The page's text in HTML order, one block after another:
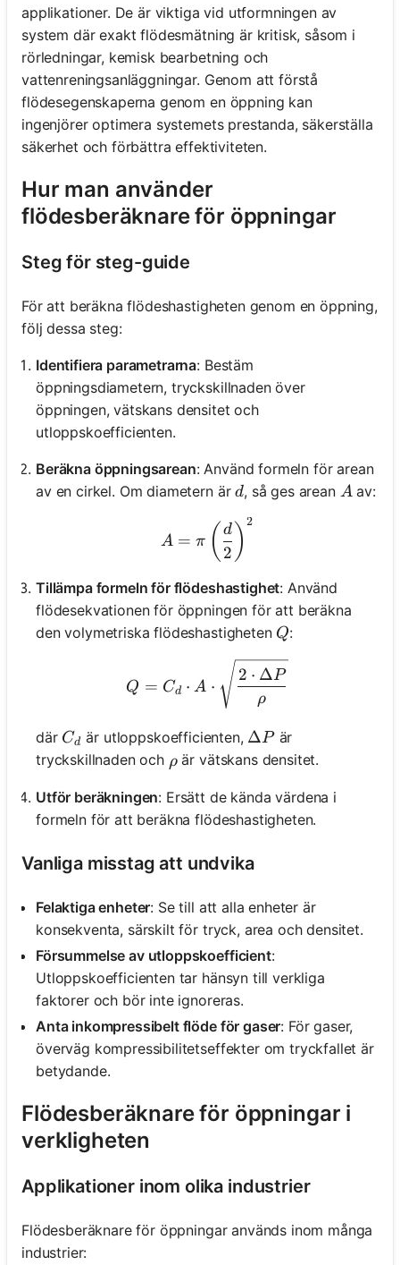
applikationer. De är viktiga vid utformningen av
system där exakt flödesmätning är kritisk, såsom i
rörledningar, kemisk bearbetning och
vattenreningsanläggningar. Genom att förstå
flödesegenskaperna genom en öppning kan
ingenjörer optimera systemets prestanda, säkerställa
säkerhet och förbättra effektiviteten.
Hur man använder
flödesberäknare för öppningar
Steg för steg-guide
För att beräkna flödeshastigheten genom en öppning,
följ dessa steg:
Identifiera parametrarna: Bestäm
öppningsdiametern, tryckskillnaden över
öppningen, vätskans densitet och
utloppskoefficienten.
Beräkna öppningsarean: Använd formeln för arean
av en cirkel. Om diametern ärd
d, så ges arean A
A av:
A = \pi
A = π ( 2
d ) 2
Tillämpa formeln för flödeshastighet: Använd
flödesekvationen för öppningen för att beräkna
den volymetriska flödeshastigheten Q
Q:
Q = C_d \cdot A
Q = Cd ⋅ A ⋅
ρ
2 ⋅ ΔP
där C_d
Cd är utloppskoefficienten, \Delta P
ΔPär
tryckskillnaden och \rho
ρär vätskans densitet.
Utför beräkningen: Ersätt de kända värdena i
formeln för att beräkna flödeshastigheten.
Vanliga misstag att undvika
Felaktiga enheter: Se till att alla enheter är
konsekventa, särskilt för tryck, area och densitet.
Försummelse av utloppskoefficient:
Utloppskoefficienten tar hänsyn till verkliga
faktorer och bör inte ignoreras.
Anta inkompressibelt flöde för gaser: För gaser,
överväg kompressibilitetseffekter om tryckfallet är
betydande.
Flödesberäknare för öppningar i
verkligheten
Applikationer inom olika industrier
Flödesberäknare för öppningar används inom många
industrier: